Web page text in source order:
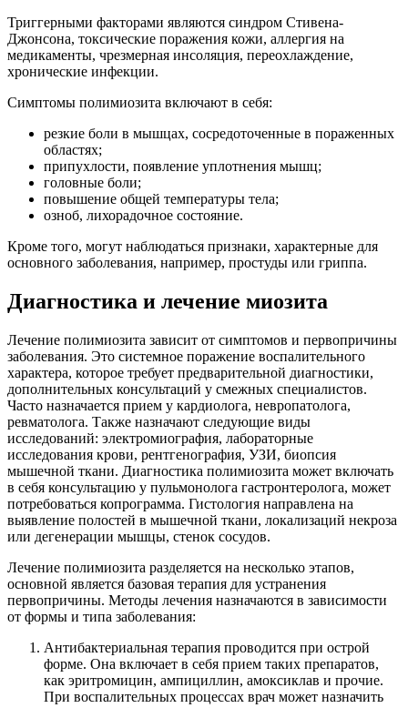
Триггерными факторами являются синдром Стивена-
Джонсона, токсические поражения кожи, аллергия на
медикаменты, чрезмерная инсоляция, переохлаждение,
хронические инфекции.
Симптомы полимиозита включают в себя:
резкие боли в мышцах, сосредоточенные в пораженных
областях;
припухлости, появление уплотнения мышц;
головные боли;
повышение общей температуры тела;
озноб, лихорадочное состояние.
Кроме того, могут наблюдаться признаки, характерные для
основного заболевания, например, простуды или гриппа.
Диагностика и лечение миозита
Лечение полимиозита зависит от симптомов и первопричины
заболевания. Это системное поражение воспалительного
характера, которое требует предварительной диагностики,
дополнительных консультаций у смежных специалистов.
Часто назначается прием у кардиолога, невропатолога,
ревматолога. Также назначают следующие виды
исследований: электромиография, лабораторные
исследования крови, рентгенография, УЗИ, биопсия
мышечной ткани. Диагностика полимиозита может включать
в себя консультацию у пульмонолога гастронтеролога, может
потребоваться копрограмма. Гистология направлена на
выявление полостей в мышечной ткани, локализаций некроза
или дегенерации мышцы, стенок сосудов.
Лечение полимиозита разделяется на несколько этапов,
основной является базовая терапия для устранения
первопричины. Методы лечения назначаются в зависимости
от формы и типа заболевания:
Антибактериальная терапия проводится при острой
форме. Она включает в себя прием таких препаратов,
как эритромицин, ампициллин, амоксиклав и прочие.
При воспалительных процессах врач может назначить